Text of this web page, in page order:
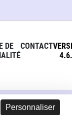
Personnaliser
DE
CONTACT